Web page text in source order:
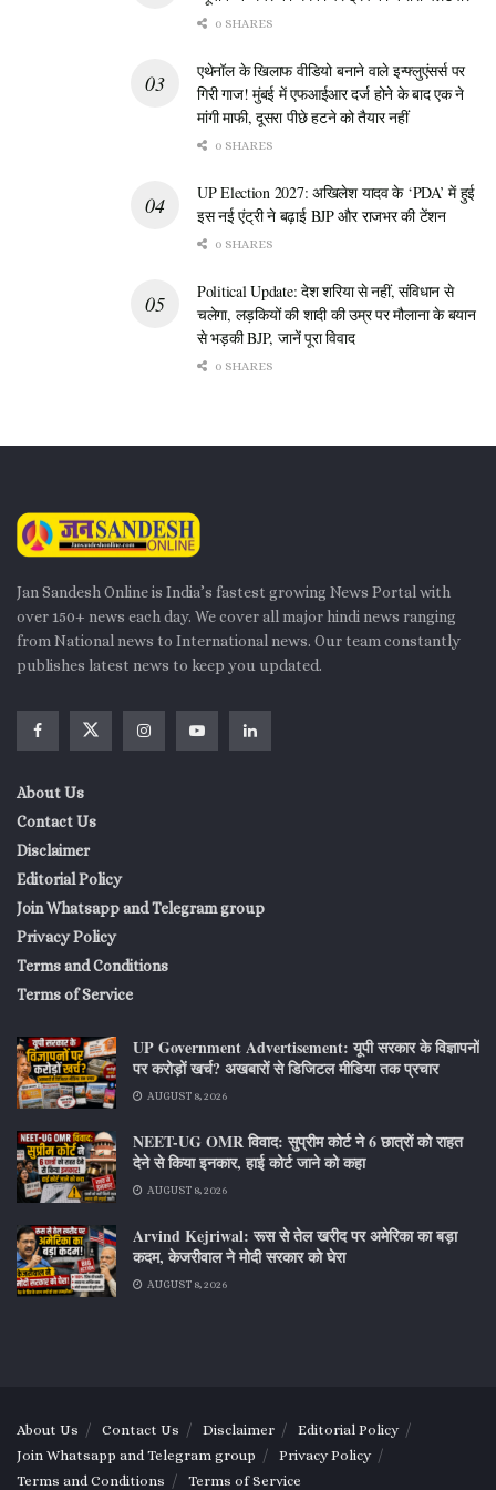
हुआ है, तब से लेकर अब तक अमेरिकी वायुसेना के
मार गिराए गए हैं।
आपको बता दें कि यह कोई साधारण ड्रोन नहीं है। एक MQ-9 रीपर ड्रोन
3 करोड़ डॉलर (30 मिलियन डॉलर)
में कितने अरबों रुपयों का फटका लग चुका है।
0 SHARES
एथेनॉल के खिलाफ वीडियो बनाने वाले इन्फ्लुएंसर्स पर
गिरी गाज! मुंबई में एफआईआर दर्ज होने के बाद एक ने
मांगी माफी, दूसरा पीछे हटने को तैयार नहीं
0 SHARES
UP Election 2027: अखिलेश यादव के ‘PDA’ में हुई
इस नई एंट्री ने बढ़ाई BJP और राजभर की टेंशन
0 SHARES
Political Update: देश शरिया से नहीं, संविधान से
चलेगा, लड़कियों की शादी की उम्र पर मौलाना के बयान
से भड़की BJP, जानें पूरा विवाद
0 SHARES
Jan Sandesh Online is India’s fastest growing News Portal with
over 150+ news each day. We cover all major hindi news ranging
from National news to International news. Our team constantly
publishes latest news to keep you updated.
About Us
Contact Us
Disclaimer
Editorial Policy
Join Whatsapp and Telegram group
Privacy Policy
Terms and Conditions
Terms of Service
UP Government Advertisement: यूपी सरकार के विज्ञापनों
पर करोड़ों खर्च? अखबारों से डिजिटल मीडिया तक प्रचार
AUGUST 8, 2026
NEET-UG OMR विवाद: सुप्रीम कोर्ट ने 6 छात्रों को राहत
देने से किया इनकार, हाई कोर्ट जाने को कहा
AUGUST 8, 2026
Arvind Kejriwal: रूस से तेल खरीद पर अमेरिका का बड़ा
कदम, केजरीवाल ने मोदी सरकार को घेरा
AUGUST 8, 2026
About Us Contact Us Disclaimer
Editorial Policy
Join Whatsapp and Telegram group
Privacy Policy
Terms and Conditions
Terms of Service